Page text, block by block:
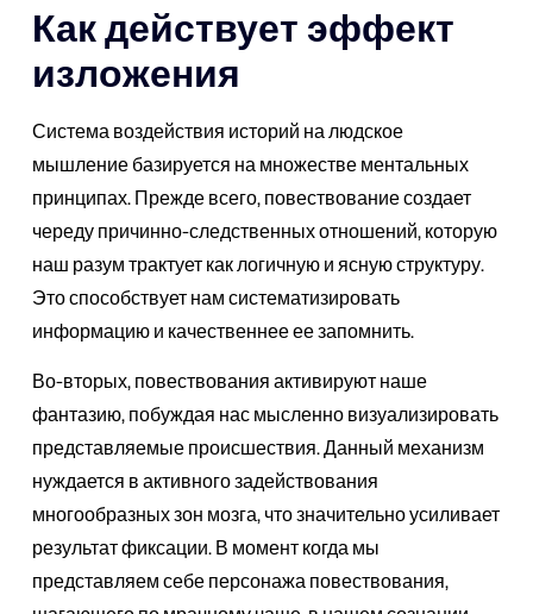
Как действует эффект
изложения
Система воздействия историй на людское
мышление базируется на множестве ментальных
принципах. Прежде всего, повествование создает
череду причинно-следственных отношений, которую
наш разум трактует как логичную и ясную структуру.
Это способствует нам систематизировать
информацию и качественнее ее запомнить.
Во-вторых, повествования активируют наше
фантазию, побуждая нас мысленно визуализировать
представляемые происшествия. Данный механизм
нуждается в активного задействования
многообразных зон мозга, что значительно усиливает
результат фиксации. В момент когда мы
представляем себе персонажа повествования,